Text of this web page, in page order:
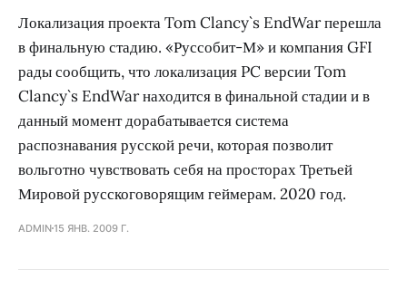
Локализация проекта Tom Clancy`s EndWar перешла
в финальную стадию. «Руссобит-М» и компания GFI
рады сообщить, что локализация PC версии Tom
Clancy`s EndWar находится в финальной стадии и в
данный момент дорабатывается система
распознавания русской речи, которая позволит
вольготно чувствовать себя на просторах Третьей
Мировой русскоговорящим геймерам. 2020 год.
ADMIN15 ЯНВ. 2009 Г.